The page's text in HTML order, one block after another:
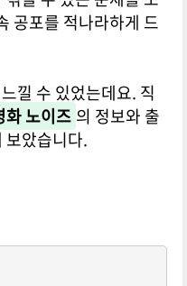
공포를 적나라하게 드
낄 수 있었는데요. 직
화 노이즈 의 정보와 출
보았습니다.